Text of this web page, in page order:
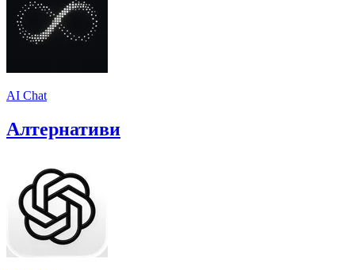
AI Chat
Алтернативи